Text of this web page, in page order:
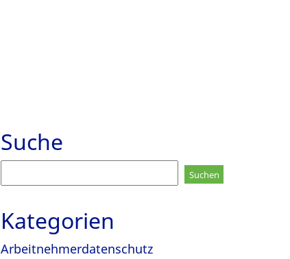
Suche
nach:
Kategorien
Arbeitnehmerdatenschutz